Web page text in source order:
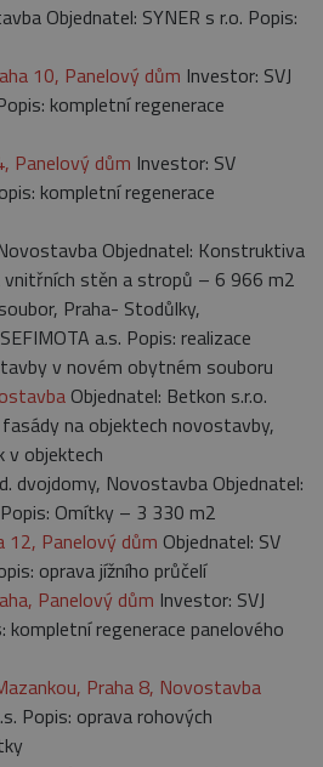
Objednatel: SYNER s r.o. Popis:
10, Panelový dům Investor: SVJ
kompletní regenerace
Panelový dům Investor: SV
kompletní regenerace
Objednatel: Konstruktiva
vnitřních stěn a stropů – 6 966 m2
Praha- Stodůlky,
a.s. Popis: realizace
v novém obytném souboru
Objednatel: Betkon s.r.o.
na objektech novostavby,
v objektech
dvojdomy, Novostavba Objednatel:
Omítky – 3 330 m2
12, Panelový dům Objednatel: SV
oprava jížního průčelí
Panelový dům Investor: SVJ
regenerace panelového
Praha 8, Novostavba
Popis: oprava rohových
1 den
Tento soubor
Analytics.
Ukládá a
aktualizuje
každou
navštívenou
stránku a slouží
zobrazení
stránek.